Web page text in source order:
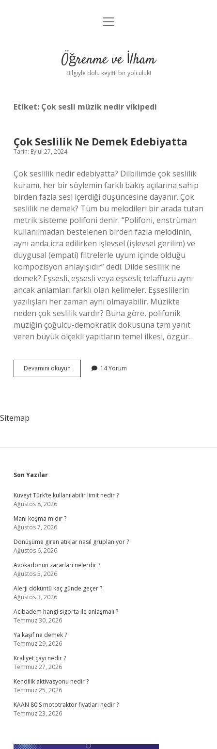
Anasayfa
Yasal Uyarı
menüyü
Öğrenme ve İlham
Bilgiyle dolu keyifli bir yolculuk!
Etiket: Çok sesli müzik nedir vikipedi
Çok Seslilik Ne Demek Edebiyatta
Tarih: Eylül 27, 2024
Çok seslilik nedir edebiyatta? Dilbilimde çok seslilik
kuramı, her bir söylemin farklı bakış açılarına sahip
birden fazla sesi içerdiği düşüncesine dayanır. Çok
seslilik ne demek? Tüm bu melodileri bir arada tutan
metrik sisteme polifoni denir. “Polifoni, enstrüman
kullanılmadan bestelenen birden fazla melodinin,
aynı anda icra edilirken işlevsel (işlevsel gerilim) ve
duygusal (empati) filtrelerle uyum içinde olduğu
kompozisyon anlayışıdır” dedi. Dilde seslilik ne
demek? Eşsesli, eşsesli veya eşsesli; telaffuzu aynı
ancak anlamları farklı olan kelimeler. Eşseslilerin
yazılışları her zaman aynı olmayabilir. Müzikte
neden çok seslilik vardır? Buna göre, polifonik
müziğin çoğulcu-demokratik dokusuna tam yanıt
veren büyük ölçekli yapıtların temel ilkesi, özgür…
Devamını okuyun
Seslilik
14 Yorum
Sitemap
Sidebar
Son Yazılar
Kuveyt Türk’te kullanılabilir limit nedir ?
Ağustos 8, 2026
Mani koşma mıdır ?
Ağustos 7, 2026
Dönüşüme giren atıklar nasıl gruplanıyor ?
Ağustos 6, 2026
Avokadonun zararları nelerdir ?
Ağustos 5, 2026
Alerji döküntü kaç günde geçer ?
Ağustos 3, 2026
Acibadem hangi sigorta ile anlaşmalı ?
Temmuz 30, 2026
Ya kaşif ne demek ?
Temmuz 29, 2026
Kraliyet çayı nedir ?
Temmuz 27, 2026
Kendilik aktivasyonu nedir ?
Temmuz 25, 2026
KAAN 80 S mototraktör fiyatları nedir ?
Temmuz 23, 2026